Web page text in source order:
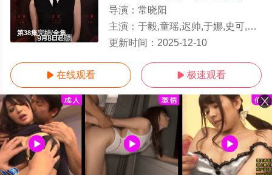
第38集完结/全集
导演： 常晓阳
主演： 于毅,童瑶,迟帅,于娜,史可,杨昆,万潼,王凯,冯国强,丁宁
更新时间： 2025-12-10
 在线观看  极速观看